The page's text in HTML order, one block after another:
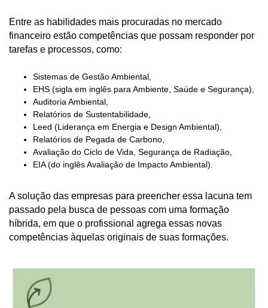
Entre as habilidades mais procuradas no mercado
financeiro estão competências que possam responder por
tarefas e processos, como:
Sistemas de Gestão Ambiental,
EHS (sigla em inglês para Ambiente, Saúde e Segurança),
Auditoria Ambiental,
Relatórios de Sustentabilidade,
Leed (Liderança em Energia e Design Ambiental),
Relatórios de Pegada de Carbono,
Avaliação do Ciclo de Vida, Segurança de Radiação,
EIA (do inglês Avaliação de Impacto Ambiental).
A solução das empresas para preencher essa lacuna tem
passado pela busca de pessoas com uma formação
híbrida, em que o profissional agrega essas novas
competências àquelas originais de suas formações.